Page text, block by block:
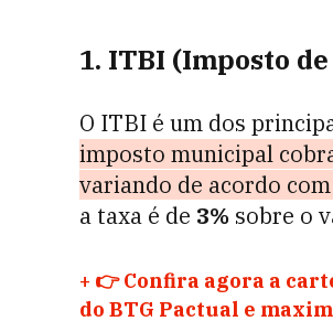
1. ITBI (Imposto
O ITBI é um dos
imposto municipal
variando de acordo
a taxa é de 3% sobre o
+ 👉 Confira agora a
do BTG Pactual e